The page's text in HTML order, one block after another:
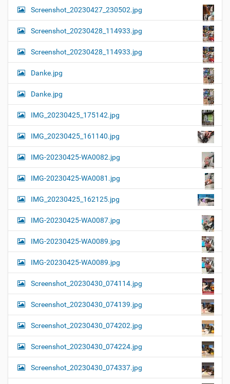
Screenshot_20230427_230502.jpg
Screenshot_20230428_114933.jpg
Screenshot_20230428_114933.jpg
Danke.jpg
Danke.jpg
IMG_20230425_175142.jpg
IMG_20230425_161140.jpg
IMG-20230425-WA0082.jpg
IMG-20230425-WA0081.jpg
IMG_20230425_162125.jpg
IMG-20230425-WA0087.jpg
IMG-20230425-WA0089.jpg
IMG-20230425-WA0089.jpg
Screenshot_20230430_074114.jpg
Screenshot_20230430_074139.jpg
Screenshot_20230430_074202.jpg
Screenshot_20230430_074224.jpg
Screenshot_20230430_074337.jpg